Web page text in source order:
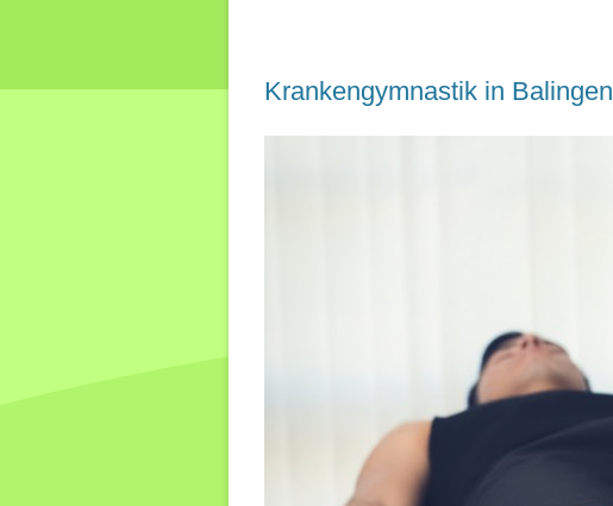
Krankengymnastik in Balingen